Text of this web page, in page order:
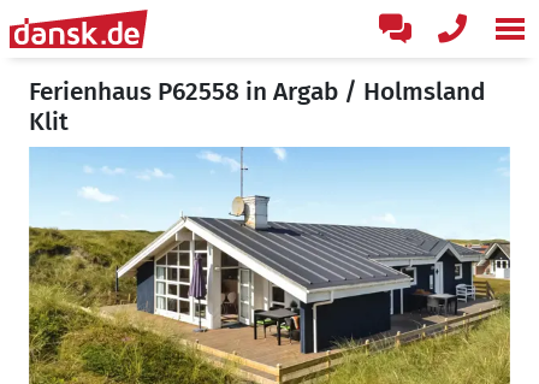
Ferienhaus P62558 in Argab / Holmsland
Klit